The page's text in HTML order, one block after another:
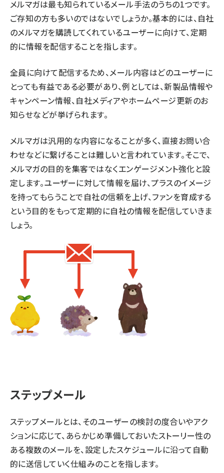
メルマガは最も知られているメール手法のうちの1つです。
ご存知の方も多いのではないでしょうか。基本的には、自社
のメルマガを購読してくれているユーザーに向けて、定期
的に情報を配信することを指します。
全員に向けて配信するため、メール内容はどのユーザーに
とっても有益である必要があり、例としては、新製品情報や
キャンペーン情報、自社メディアやホームページ更新のお
知らせなどが挙げられます。
メルマガは汎用的な内容になることが多く、直接お問い合
わせなどに繋げることは難しいと言われています。そこで、
メルマガの目的を集客ではなくエンゲージメント強化と設
定します。ユーザーに対して情報を届け、プラスのイメージ
を持ってもらうことで自社の信頼を上げ、ファンを育成する
という目的をもって定期的に自社の情報を配信していきま
しょう。
ステップメール
ステップメールとは、そのユーザーの検討の度合いやアク
ションに応じて、あらかじめ準備しておいたストーリー性の
ある複数のメールを、設定したスケジュールに沿って自動
的に送信していく仕組みのことを指します。